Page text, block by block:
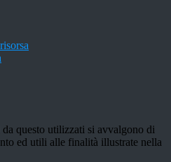
questo utilizzati si avvalgono di
ed utili alle finalità illustrate nella